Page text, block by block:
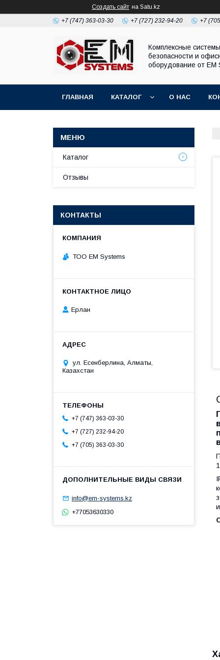
Создать сайт на Satu.kz
+7 (747) 363-03-30 +7 (727) 232-94-20 +7
Комплексные системы
безопасности и
оборудование от EM
ГЛАВНАЯ КАТАЛОГ О НАС
Каталог
Отзывы
КОНТАКТЫ
ТОО EM Systems
Ерлан
ул. Есенберлина, Алматы,
Казахстан
+7 (747) 363-03-30
+7 (727) 232-94-20
+7 (705) 363-03-30
info@em-systems.kz
+77053630330